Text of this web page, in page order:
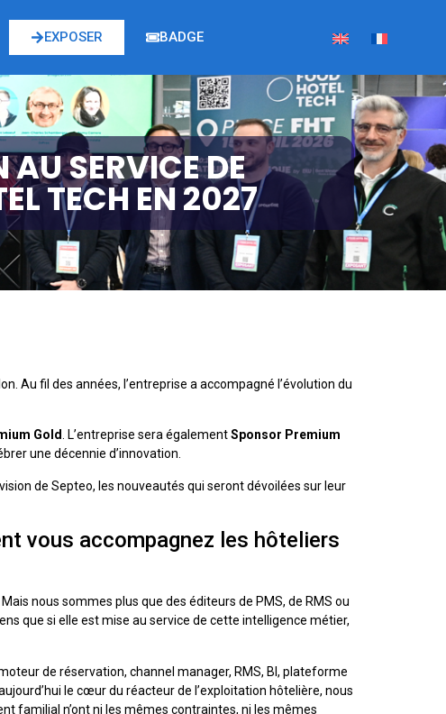
EXPOSER BADGE
AU SERVICE DE
TECH EN 2027
Au fil des années, l’entreprise a accompagné l’évolution du
Gold. L’entreprise sera égalementSponsor Premium
une décennie d’innovation.
de Septeo, les nouveautés qui seront dévoilées sur leur
vous accompagnez les hôteliers
nous sommes plus que des éditeurs de PMS, de RMS ou
que si elle est mise au service de cette intelligence métier,
de réservation, channel manager, RMS, BI, plateforme
le cœur du réacteur de l’exploitation hôtelière, nous
familial n’ont ni les mêmes contraintes, ni les mêmes